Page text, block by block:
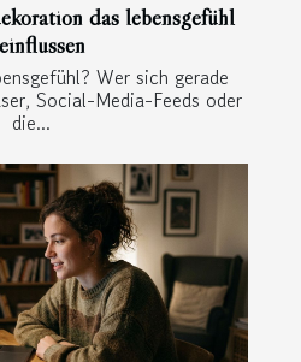
das lebensgefühl
Wer sich gerade
Social-Media-Feeds oder
die...